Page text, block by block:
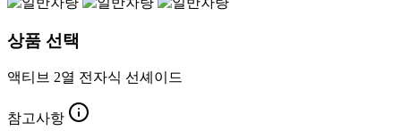
상품 선택
액티브 2열 전자식 선셰이드
참고사항